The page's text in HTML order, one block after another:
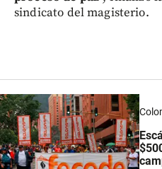
sindicato del magisterio.